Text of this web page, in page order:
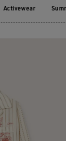
Activewear